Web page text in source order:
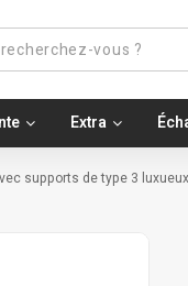
Extra
supports de type 3